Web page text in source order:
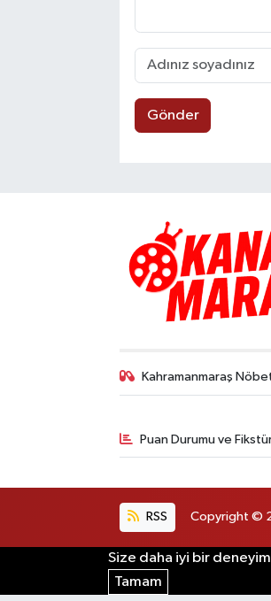
Gönder
Kahramanmaraş
Puan Durumu ve
RSS Copyright ©
Size daha iyi bir
Tamam